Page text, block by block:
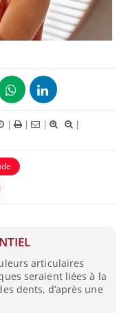
| | |
|
articulaires
seraient liées à la
dents, d’après une